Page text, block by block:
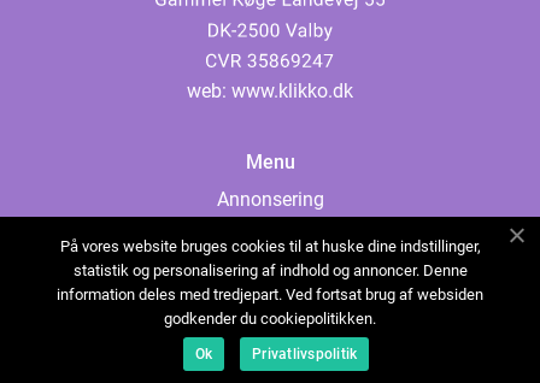
web: www.klikko.dk
Menu
Annonsering
Cookies
Kontakta oss
Sitemap
På vores website bruges cookies til at huske dine indstillinger,
statistik og personalisering af indhold og annoncer. Denne
information deles med tredjepart. Ved fortsat brug af websiden
godkender du cookiepolitikken.
Ok Privatlivspolitik